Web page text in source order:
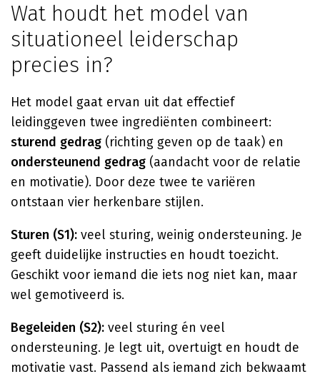
Wat houdt het model van
situationeel leiderschap
precies in?
Het model gaat ervan uit dat effectief
leidinggeven twee ingrediënten combineert:
sturend gedrag (richting geven op de taak) en
ondersteunend gedrag (aandacht voor de relatie
en motivatie). Door deze twee te variëren
ontstaan vier herkenbare stijlen.
Sturen (S1): veel sturing, weinig ondersteuning. Je
geeft duidelijke instructies en houdt toezicht.
Geschikt voor iemand die iets nog niet kan, maar
wel gemotiveerd is.
Begeleiden (S2): veel sturing én veel
ondersteuning. Je legt uit, overtuigt en houdt de
motivatie vast. Passend als iemand zich bekwaamt